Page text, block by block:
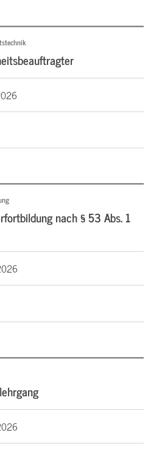
nach § 53 Abs. 1